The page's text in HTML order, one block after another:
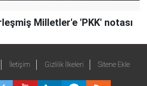
Milletler'e 'PKK' notası
İletişim Gizlilik İlkeleri Sitene Ekle